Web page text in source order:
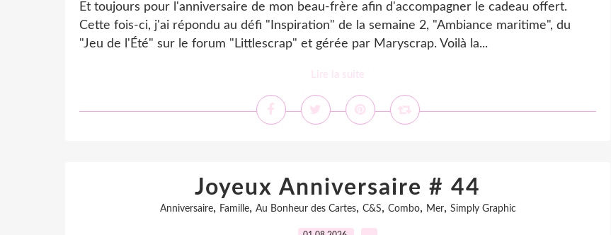
Et toujours pour l'anniversaire de mon beau-frère afin d'accompagner le cadeau offert.
Cette fois-ci, j'ai répondu au défi "Inspiration" de la semaine 2, "Ambiance maritime", du
"Jeu de l'Été" sur le forum "Littlescrap" et gérée par Maryscrap. Voilà la...
Lire la suite
Joyeux Anniversaire # 44
Anniversaire, Famille, Au Bonheur des Cartes, C&S, Combo, Mer, Simply Graphic